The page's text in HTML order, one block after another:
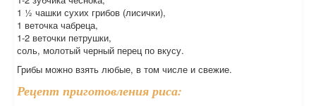
1 ½ чашки сухих грибов (лисички),
1 веточка чабреца,
1-2 веточки петрушки,
соль, молотый черный перец по вкусу.
Грибы можно взять любые, в том числе и свежие.
Рецепт приготовления риса: